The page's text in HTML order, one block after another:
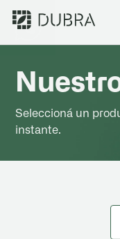
Seleccioná un
instante.